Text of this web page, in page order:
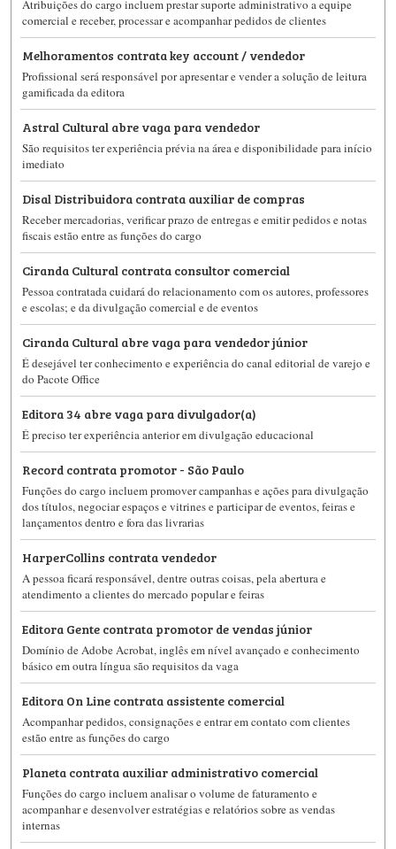
Atribuições do cargo incluem prestar suporte administrativo a equipe
comercial e receber, processar e acompanhar pedidos de clientes
Melhoramentos contrata key account / vendedor
Profissional será responsável por apresentar e vender a solução de leitura
gamificada da editora
Astral Cultural abre vaga para vendedor
São requisitos ter experiência prévia na área e disponibilidade para início
imediato
Disal Distribuidora contrata auxiliar de compras
Receber mercadorias, verificar prazo de entregas e emitir pedidos e notas
fiscais estão entre as funções do cargo
Ciranda Cultural contrata consultor comercial
Pessoa contratada cuidará do relacionamento com os autores, professores
e escolas; e da divulgação comercial e de eventos
Ciranda Cultural abre vaga para vendedor júnior
É desejável ter conhecimento e experiência do canal editorial de varejo e
do Pacote Office
Editora 34 abre vaga para divulgador(a)
É preciso ter experiência anterior em divulgação educacional
Record contrata promotor - São Paulo
Funções do cargo incluem promover campanhas e ações para divulgação
dos títulos, negociar espaços e vitrines e participar de eventos, feiras e
lançamentos dentro e fora das livrarias
HarperCollins contrata vendedor
A pessoa ficará responsável, dentre outras coisas, pela abertura e
atendimento a clientes do mercado popular e feiras
Editora Gente contrata promotor de vendas júnior
Domínio de Adobe Acrobat, inglês em nível avançado e conhecimento
básico em outra língua são requisitos da vaga
Editora On Line contrata assistente comercial
Acompanhar pedidos, consignações e entrar em contato com clientes
estão entre as funções do cargo
Planeta contrata auxiliar administrativo comercial
Funções do cargo incluem analisar o volume de faturamento e
acompanhar e desenvolver estratégias e relatórios sobre as vendas
internas